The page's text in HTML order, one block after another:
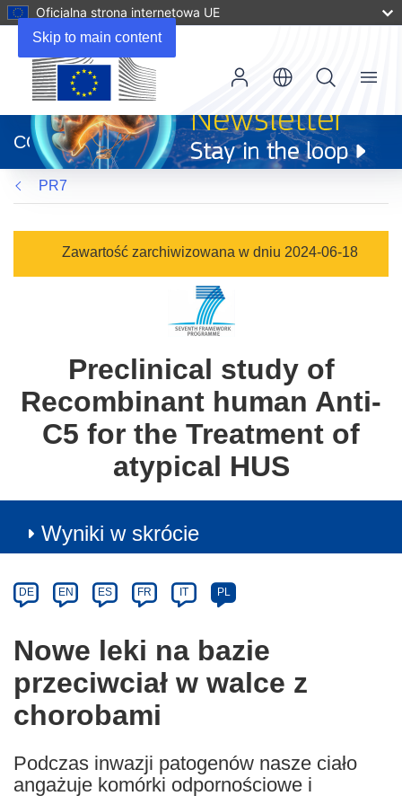
Skip to main content
Oficjalna strona internetowa UE
otworzy
się
w
nowym
oknie)
CORDIS
Menu
PR7
Zawartość zarchiwizowana w dniu 2024-06-18
Preclinical study of
Recombinant human Anti-
C5 for the Treatment of
atypical HUS
Wyniki w skrócie
Category
Article
available
the
following
languages:
DE EN ES FR IT PL
Nowe leki na bazie
przeciwciał w walce z
chorobami
Podczas inwazji patogenów nasze ciało
angażuje komórki odpornościowe i